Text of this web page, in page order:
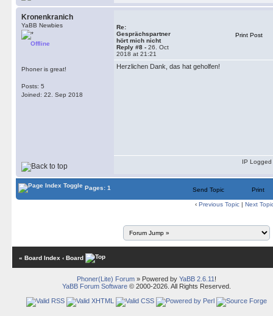
Kronenkranich
YaBB Newbies
Offline
Phoner is great!
Posts: 5
Joined: 22. Sep 2018
Re:
Gesprächspartner
hört mich nicht
Reply #8 - 26. Oct
2018 at 21:21
Print Post
Herzlichen Dank, das hat geholfen!
IP Logged
Pages: 1 Send Topic Print
‹ Previous Topic | Next
« Board Index ‹ Board
Phoner(Lite) Forum» Powered by YaBB 2.6.11 !
YaBB Forum Software© 2000-2026. All Rights Reserved.